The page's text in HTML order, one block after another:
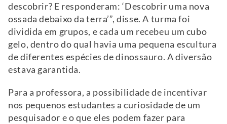
descobrir? E responderam: ‘Descobrir uma nova
ossada debaixo da terra’”, disse. A turma foi
dividida em grupos, e cada um recebeu um cubo
gelo, dentro do qual havia uma pequena escultura
de diferentes espécies de dinossauro. A diversão
estava garantida.
Para a professora, a possibilidade de incentivar
nos pequenos estudantes a curiosidade de um
pesquisador e o que eles podem fazer para